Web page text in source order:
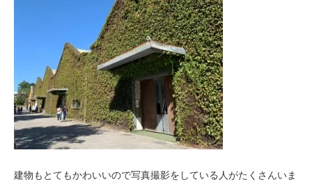
建物もとてもかわいいので写真撮影をしている人がたくさんいま